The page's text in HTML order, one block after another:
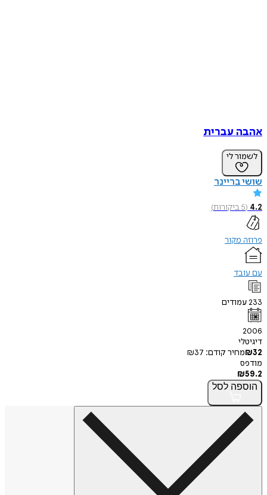
אהבה עברית
לשמור לי
שושי בריינר
4.2
(
5ביקורות)
פרוזה מקור
עם עובד
233עמודים
2006
דיגיטלי
₪32 מחיר קודם: ₪37
מודפס
₪59.2
הוספה לסל